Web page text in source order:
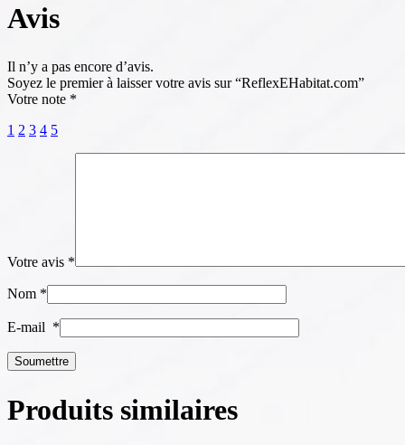
Avis
Il n’y a pas encore d’avis.
Soyez le premier à laisser votre avis sur “ReflexEHabitat.com”
Votre note *
1 2 3 4 5
Votre avis *
Nom *
E-mail *
Produits similaires